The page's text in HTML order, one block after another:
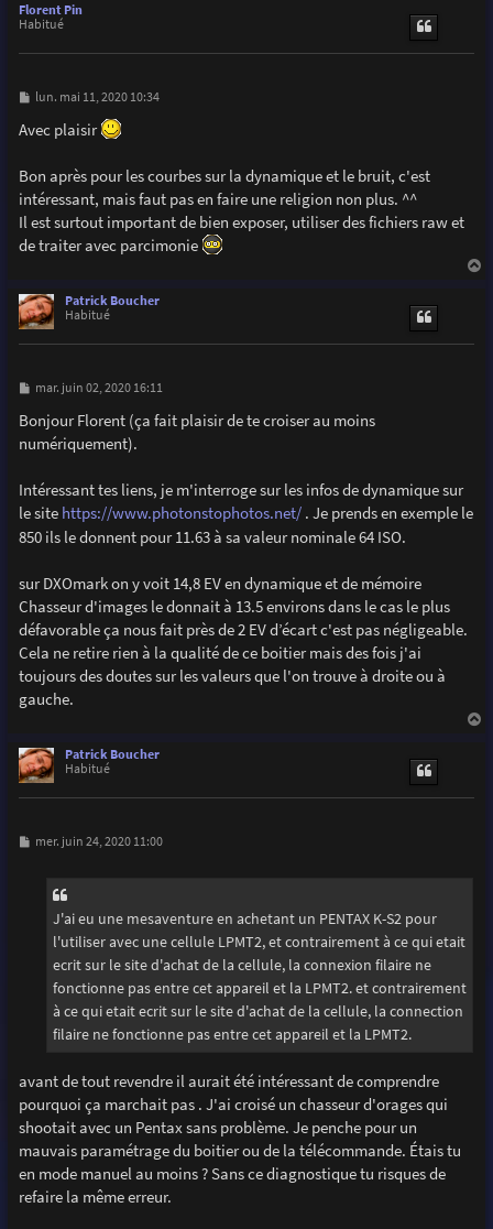
Florent Pin
Habitué
M
s
s
e
lun. mai 11, 2020 10:34
Avec plaisir
Bon après pour les courbes sur la dynamique et le bruit, c'est
intéressant, mais faut pas en faire une religion non plus. ^^
Il est surtout important de bien exposer, utiliser des fichiers raw et
de traiter avec parcimonie
Patrick Boucher
Habitué
M
s
s
a
mar. juin 02, 2020 16:11
Bonjour Florent (ça fait plaisir de te croiser au moins
numériquement).
Intéressant tes liens, je m'interroge sur les infos de dynamique sur
le site https://www.photonstophotos.net/. Je prends en exemple le
850 ils le donnent pour 11.63 à sa valeur nominale 64 ISO.
sur DXOmark on y voit 14,8 EV en dynamique et de mémoire
Chasseur d'images le donnait à 13.5 environs dans le cas le plus
défavorable ça nous fait près de 2 EV d’écart c'est pas négligeable.
Cela ne retire rien à la qualité de ce boitier mais des fois j'ai
toujours des doutes sur les valeurs que l'on trouve à droite ou à
gauche.
Patrick Boucher
Habitué
M
mer. juin 24, 2020 11:00
J'ai eu une mesaventure en achetant un PENTAX K-S2 pour
l'utiliser avec une cellule LPMT2, et contrairement à ce qui etait
ecrit sur le site d'achat de la cellule, la connexion filaire ne
fonctionne pas entre cet appareil et la LPMT2. et contrairement
à ce qui etait ecrit sur le site d'achat de la cellule, la connection
filaire ne fonctionne pas entre cet appareil et la LPMT2.
avant de tout revendre il aurait été intéressant de comprendre
pourquoi ça marchait pas . J'ai croisé un chasseur d'orages qui
shootait avec un Pentax sans problème. Je penche pour un
mauvais paramétrage du boitier ou de la télécommande. Étais tu
en mode manuel au moins ? Sans ce diagnostique tu risques de
refaire la même erreur.